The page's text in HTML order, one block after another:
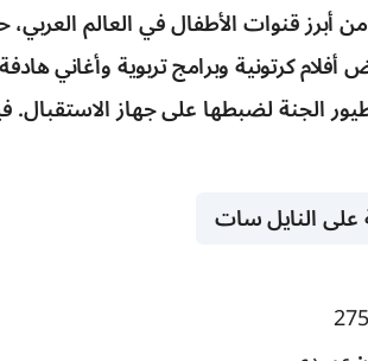
أبرز قنوات الأطفال في العالم
كرتونية وبرامج تربوية وأغاني
الجنةلضبطها على جهاز الاستقبال.
على النايل سات